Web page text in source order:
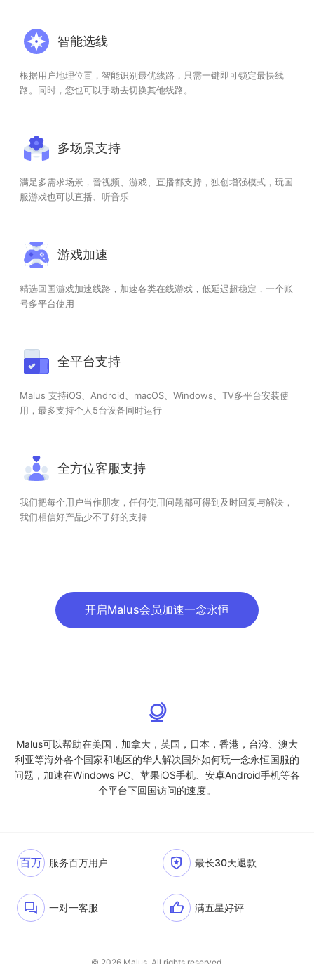
智能选线
根据用户地理位置，智能识别最优线路，只需一键即可锁定最快线
路。同时，您也可以手动去切换其他线路。
多场景支持
满足多需求场景，音视频、游戏、直播都支持，独创增强模式，玩国
服游戏也可以直播、听音乐
游戏加速
精选回国游戏加速线路，加速各类在线游戏，低延迟超稳定，一个账
号多平台使用
全平台支持
Malus 支持iOS、Android、macOS、Windows、TV多平台安装使
用，最多支持个人5台设备同时运行
全方位客服支持
我们把每个用户当作朋友，任何使用问题都可得到及时回复与解决，
我们相信好产品少不了好的支持
开启Malus会员加速一念永恒
Malus可以帮助在美国，加拿大，英国，日本，香港，台湾、澳大
利亚等海外各个国家和地区的华人解决国外如何玩一念永恒国服的
问题，加速在Windows PC、苹果iOS手机、安卓Android手机等各
个平台下回国访问的速度。
百万 服务百万用户 最长30天退款
一对一客服 满五星好评